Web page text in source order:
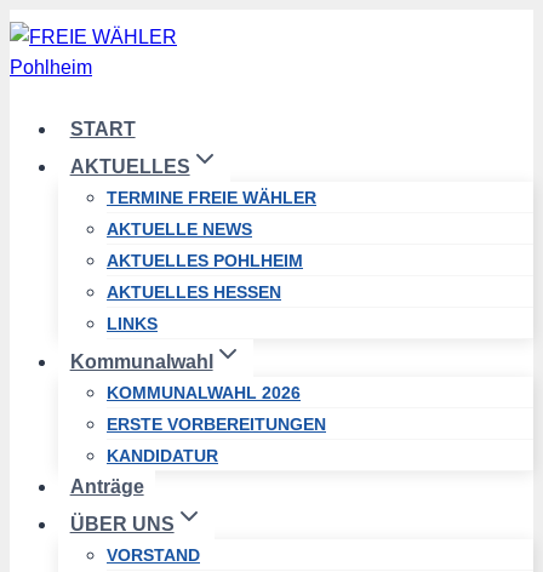
Zum
START
AKTUELLES
TERMINE FREIE WÄHLER
AKTUELLE NEWS
AKTUELLES POHLHEIM
AKTUELLES HESSEN
LINKS
Kommunalwahl
KOMMUNALWAHL 2026
ERSTE VORBEREITUNGEN
KANDIDATUR
Anträge
ÜBER UNS
VORSTAND